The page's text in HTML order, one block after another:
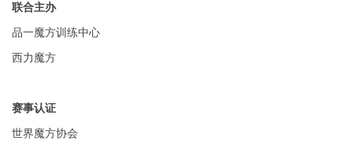
联合主办
品一魔方训练中心
西力魔方
赛事认证
世界魔方协会